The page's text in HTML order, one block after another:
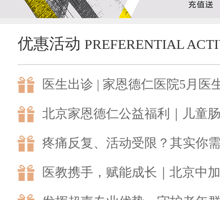
优惠活动 PREFERENTIAL
医生出诊 | 家恩德仁医院5月医
北京家恩德仁公益福利｜儿童
疼痛反复、活动受限？其实你